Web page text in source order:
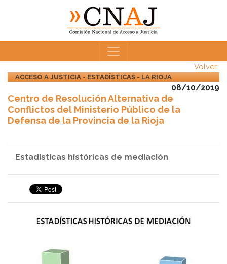
Volver
ACCESO A JUSTICIA - ESTADÍSTICAS - LA RIOJA
08/10/2019
Centro de Resolución Alternativa de
Conflictos del Ministerio Público de la
Defensa de la Provincia de la Rioja
Estadísticas históricas de mediación